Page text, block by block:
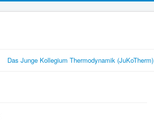
Das Junge Kollegium Thermodynamik (JuKoTherm)